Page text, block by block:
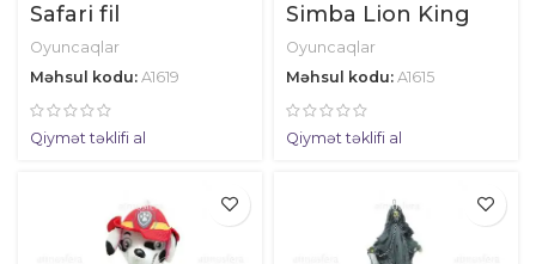
Safari fil
Oyuncaqlar
Məhsul kodu: A1619
Qiymət təklifi al
Simba Lion King
Oyuncaqlar
Məhsul kodu: A1615
Qiymət təklifi al